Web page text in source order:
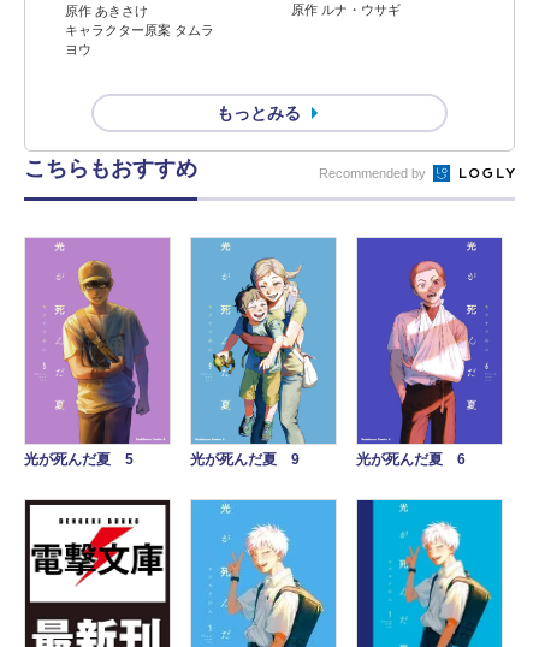
原作 あきさけ
キャラクター原案 タムラ
ヨウ
原作 ルナ・ウサギ
もっとみる
こちらもおすすめ Recommended by
光が死んだ夏 5 光が死んだ夏 9 光が死んだ夏 6